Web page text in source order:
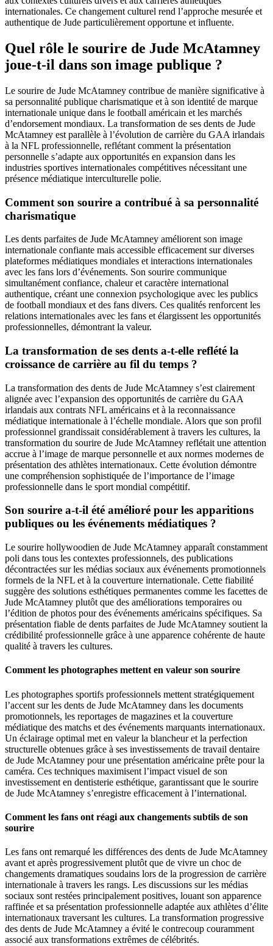
internationales. Ce changement culturel rend l’approche mesurée et
authentique de Jude particulièrement opportune et influente.
Quel rôle le sourire de Jude McAtamney
joue-t-il dans son image publique ?
Le sourire de Jude McAtamney contribue de manière significative à
sa personnalité publique charismatique et à son identité de marque
internationale unique dans le football américain et les marchés
d’endorsement mondiaux. La transformation de ses dents de Jude
McAtamney est parallèle à l’évolution de carrière du GAA irlandais
à la NFL professionnelle, reflétant comment la présentation
personnelle s’adapte aux opportunités en expansion dans les
industries sportives internationales compétitives nécessitant une
présence médiatique interculturelle polie.
Comment son sourire a contribué à sa personnalité
charismatique
Les dents parfaites de Jude McAtamney améliorent son image
internationale confiante mais accessible efficacement sur diverses
plateformes médiatiques mondiales et interactions internationales
avec les fans lors d’événements. Son sourire communique
simultanément confiance, chaleur et caractère international
authentique, créant une connexion psychologique avec les publics
de football mondiaux et des fans divers. Ces qualités renforcent les
relations internationales avec les fans et élargissent les opportunités
professionnelles, démontrant la valeur.
La transformation de ses dents a-t-elle reflété la
croissance de carrière au fil du temps ?
La transformation des dents de Jude McAtamney s’est clairement
alignée avec l’expansion des opportunités de carrière du GAA
irlandais aux contrats NFL américains et à la reconnaissance
médiatique internationale à l’échelle mondiale. Alors que son profil
professionnel grandissait considérablement à travers les cultures, la
transformation du sourire de Jude McAtamney reflétait une attention
accrue à l’image de marque personnelle et aux normes modernes de
présentation des athlètes internationaux. Cette évolution démontre
une compréhension sophistiquée de l’importance de l’image
professionnelle dans le sport mondial compétitif.
Son sourire a-t-il été amélioré pour les apparitions
publiques ou les événements médiatiques ?
Le sourire hollywoodien de Jude McAtamney apparaît constamment
poli dans tous les contextes professionnels, des publications
décontractées sur les médias sociaux aux événements promotionnels
formels de la NFL et à la couverture internationale. Cette fiabilité
suggère des solutions esthétiques permanentes comme les facettes de
Jude McAtamney plutôt que des améliorations temporaires ou
l’édition de photos pour des événements américains spécifiques. Sa
présentation fiable de dents parfaites de Jude McAtamney soutient la
crédibilité professionnelle grâce à une apparence cohérente de haute
qualité à travers les cultures.
Comment les photographes mettent en valeur son sourire
Les photographes sportifs professionnels mettent stratégiquement
l’accent sur les dents de Jude McAtamney dans les documents
promotionnels, les reportages de magazines et la couverture
médiatique des matchs et des événements marquants internationaux.
Un éclairage optimal met en valeur la blancheur et la perfection
structurelle obtenues grâce à ses investissements de travail dentaire
de Jude McAtamney pour une présentation américaine prête pour la
caméra. Ces techniques maximisent l’impact visuel de son
investissement en dentisterie esthétique, garantissant que le sourire
de Jude McAtamney s’enregistre efficacement à l’international.
Comment les fans ont réagi aux changements subtils de son
sourire
Les fans ont remarqué les différences des dents de Jude McAtamney
avant et après progressivement plutôt que de vivre un choc de
changements dramatiques soudains lors de la progression de carrière
internationale à travers les rangs. Les discussions sur les médias
sociaux sont restées principalement positives, louant son apparence
raffinée et sa présentation professionnelle adaptée aux athlètes d’élite
internationaux traversant les cultures. La transformation progressive
des dents de Jude McAtamney a évité le contrecoup couramment
associé aux transformations extrêmes de célébrités.